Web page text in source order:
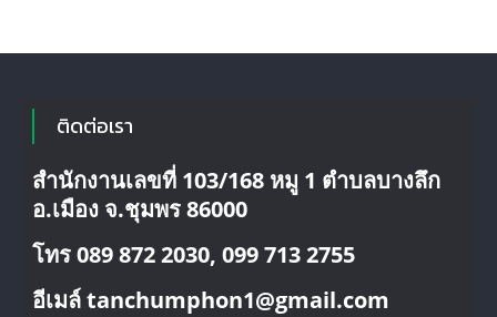
ติดต่อเรา
สำนักงานเลขที่ 103/168 หมู 1 ตำบลบางลึก
อ.เมือง จ.ชุมพร 86000
โทร 089 872 2030, 099 713 2755
อีเมล์ tanchumphon1@gmail.com